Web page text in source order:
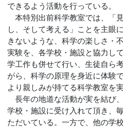
できるよう活動を行っている。
本特別出前科学教室では、「
し、そして考える」ことを主眼
きないような、科学の楽しさ・
実験を、各学校・施設と協力し
学工作も併せて行い、生徒自ら
がら、科学の原理を身近に体験
より親しみが持てる科学教室を
長年の地道な活動が実を結び
学校・施設に受け入れて頂き、
ただいている。一方で、他の学